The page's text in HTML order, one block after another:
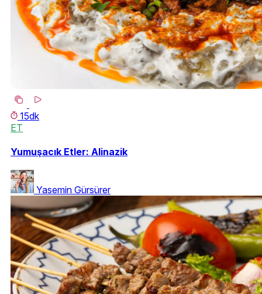
15dk
ET
Yumuşacık Etler: Alinazik
Yasemin Gürsürer